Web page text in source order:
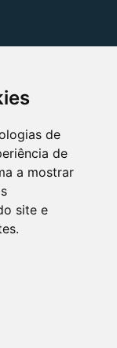
de
de
a mostrar
site e
000